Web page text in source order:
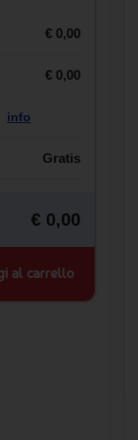
€ 0,00
€ 0,00
info
Gratis
€ 0,00
al carrello